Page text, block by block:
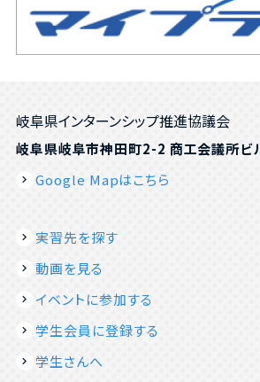
岐阜県インターンシップ推進協議会
岐阜県岐阜市神田町2-2 商工会議所ビ
Google Mapはこちら
実習先を探す
動画を見る
イベントに参加する
学生会員に登録する
学生さんへ